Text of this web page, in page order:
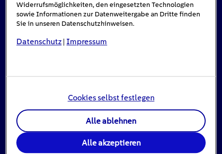
#Solarenergie
Einspeisevergütung für Photovoltaik-
Anlagen
Widerrufsmöglichkeiten, den eingesetzten Technologien
sowie Informationen zur Datenweitergabe an Dritte finden
Sie in unseren Datenschutzhinweisen.
Datenschutz |Impressum
Cookies selbst festlegen
Alle ablehnen
Alle akzeptieren